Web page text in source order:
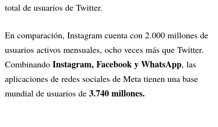
total de usuarios de Twitter.
En comparación, Instagram cuenta con 2.000 millones de
usuarios activos mensuales, ocho veces más que Twitter.
Combinando Instagram, Facebook y WhatsApp, las
aplicaciones de redes sociales de Meta tienen una base
mundial de usuarios de 3.740 millones.